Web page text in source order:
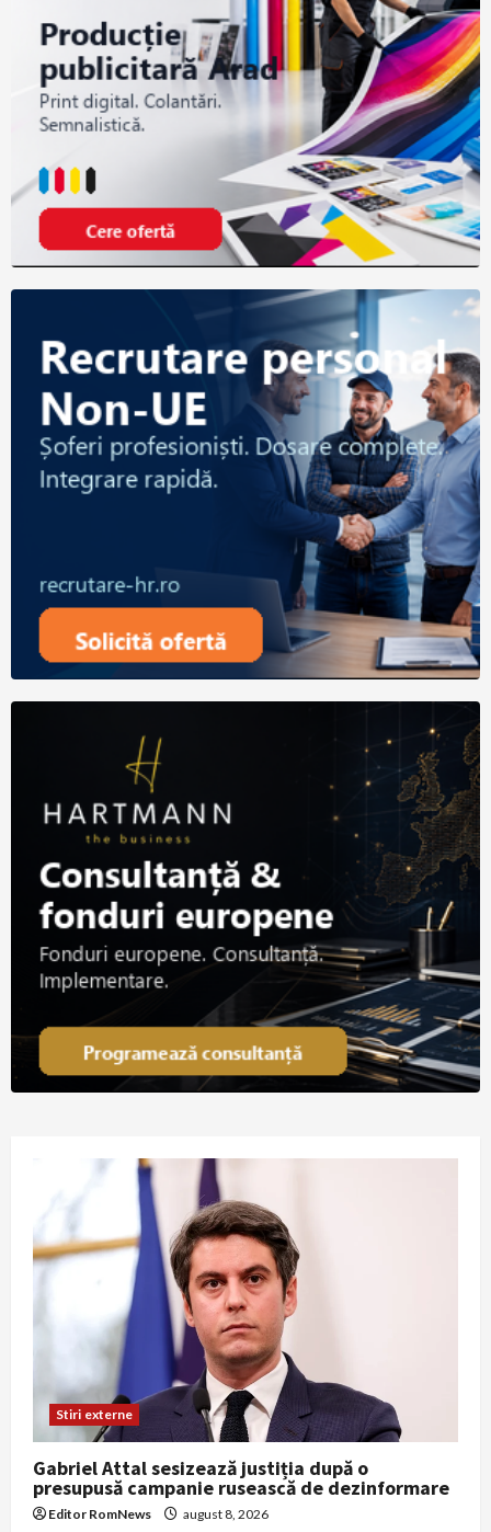
Stiri externe
Gabriel Attal sesizează justiția după o
presupusă campanie rusească de dezinformare
Editor RomNews august 8, 2026